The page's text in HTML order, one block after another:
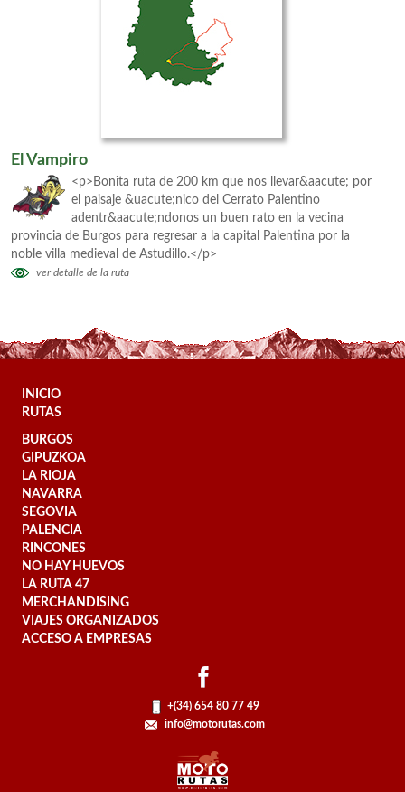
El Vampiro
<p>Bonita ruta de 200 km que nos llevar&aacute; por
el paisaje &uacute;nico del Cerrato Palentino
adentr&aacute;ndonos un buen rato en la vecina
provincia de Burgos para regresar a la capital Palentina por la
noble villa medieval de Astudillo.</p>
ver detalle de la ruta
INICIO
RUTAS
BURGOS
GIPUZKOA
LA RIOJA
NAVARRA
SEGOVIA
PALENCIA
RINCONES
NO HAY HUEVOS
LA RUTA 47
MERCHANDISING
VIAJES ORGANIZADOS
ACCESO A EMPRESAS
+(34) 654 80 77 49
info@motorutas.com